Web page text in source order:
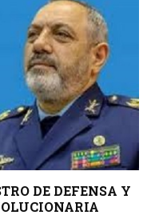
DE DEFENSA Y